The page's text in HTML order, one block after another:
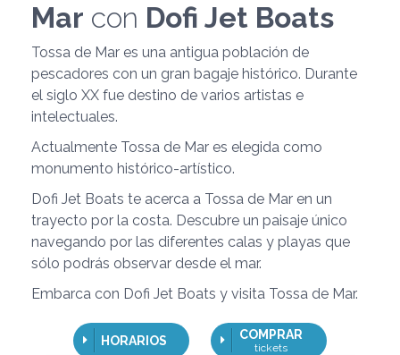
Mar con Dofi Jet Boats
Tossa de Mar es una antigua población de
pescadores con un gran bagaje histórico. Durante
el siglo XX fue destino de varios artistas e
intelectuales.
Actualmente Tossa de Mar es elegida como
monumento histórico-artístico.
Dofi Jet Boats te acerca a Tossa de Mar en un
trayecto por la costa. Descubre un paisaje único
navegando por las diferentes calas y playas que
sólo podrás observar desde el mar.
Embarca con Dofi Jet Boats y visita Tossa de Mar.
HORARIOS COMPRAR
tickets